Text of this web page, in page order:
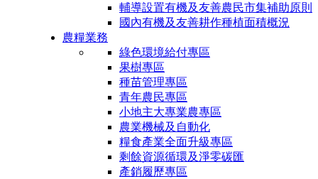
輔導設置有機及友善農民市集補助原則
國內有機及友善耕作種植面積概況
農糧業務
綠色環境給付專區
果樹專區
種苗管理專區
青年農民專區
小地主大專業農專區
農業機械及自動化
糧食產業全面升級專區
剩餘資源循環及淨零碳匯
產銷履歷專區